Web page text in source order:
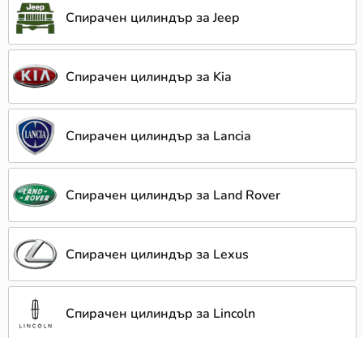
Спирачен цилиндър за Jeep
Спирачен цилиндър за Kia
Спирачен цилиндър за Lancia
Спирачен цилиндър за Land Rover
Спирачен цилиндър за Lexus
Спирачен цилиндър за Lincoln